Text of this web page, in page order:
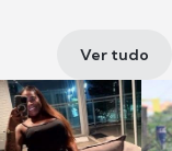
Ver tudo